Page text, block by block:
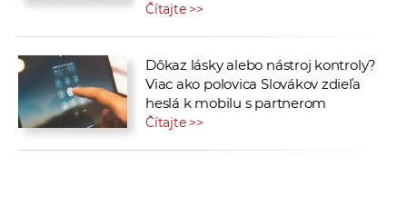
Čítajte >>
Dôkaz lásky alebo nástroj kontroly?
Viac ako polovica Slovákov zdieľa
heslá k mobilu s partnerom
Čítajte >>